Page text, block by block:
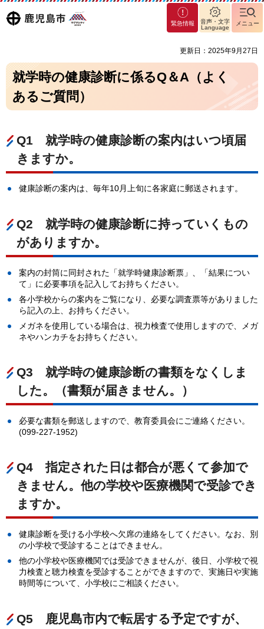
鹿児島
マグ
マシ
緊急情報
音声・文字
Language
メニュー
更新日：2025年9月27日
就学時の健康診断に係るQ＆A（よく
あるご質問）
Q1 就学時の健康診断の案内はいつ頃届
きますか。
健康診断の案内は、毎年10月上旬に各家庭に郵送されます。
Q2 就学時の健康診断に持っていくもの
がありますか。
案内の封筒に同封された「就学時健康診断票」、「結果につい
て」に必要事項を記入してお持ちください。
各小学校からの案内をご覧になり、必要な調査票等がありました
ら記入の上、お持ちください。
メガネを使用している場合は、視力検査で使用しますので、メガ
ネやハンカチをお持ちください。
Q3 就学時の健康診断の書類をなくしま
した。（書類が届きません。）
必要な書類を郵送しますので、教育委員会にご連絡ください。
(099-227-1952)
Q4 指定された日は都合が悪くて参加で
きません。他の学校や医療機関で受診でき
ますか。
健康診断を受ける小学校へ欠席の連絡をしてください。なお、別
の小学校で受診することはできません。
他の小学校や医療機関では受診できませんが、後日、小学校で視
力検査と聴力検査を受診することができますので、実施日や実施
時間等について、小学校にご相談ください。
Q5 鹿児島市内で転居する予定ですが、